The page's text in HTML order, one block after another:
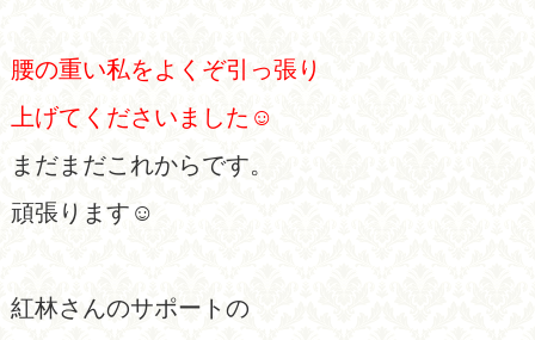
腰の重い私をよくぞ引っ張り
上げてくださいました☺
まだまだこれからです。
頑張ります☺
紅林さんのサポートの